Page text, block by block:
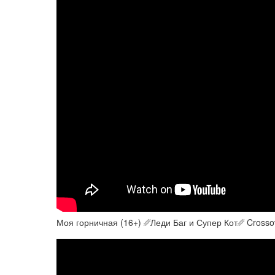
Моя горничная (16+) ␥Леди Баг и Супер Кот␥